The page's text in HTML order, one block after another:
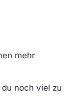
mehr
noch viel zu